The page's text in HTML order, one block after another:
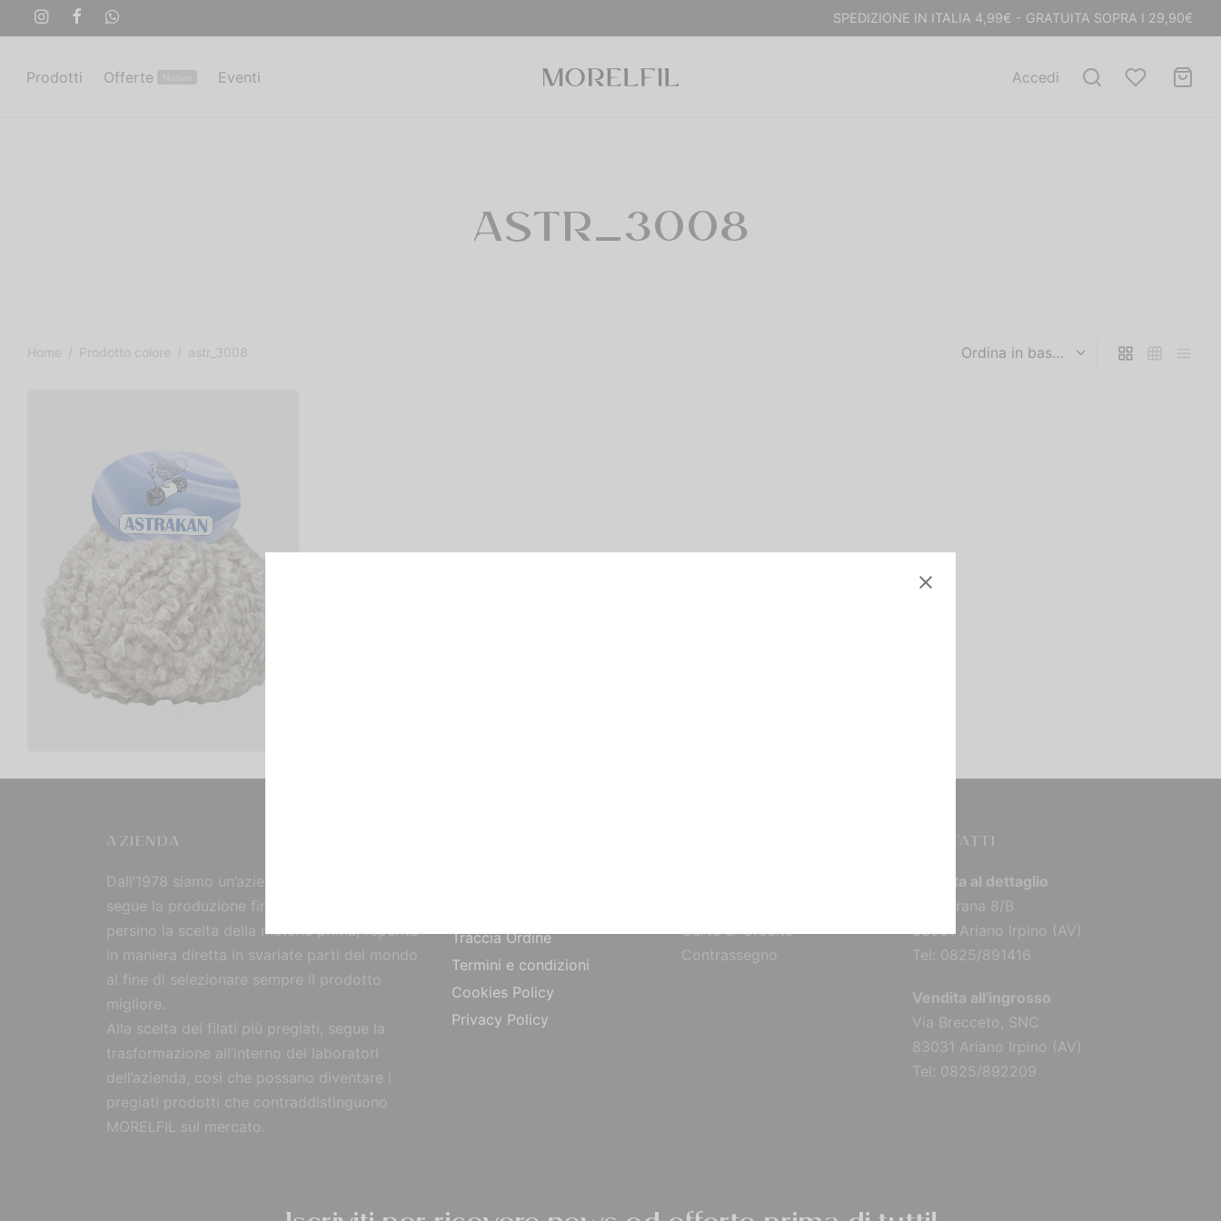
SPEDIZIONE IN ITALIA 4,99€ - GRATUITA SOPRA I 29,90€
Prodotti Offerte Eventi Accedi
ASTR_3008
Home / Prodotto colore / astr_3008
Astrakan
2,50
AZIENDA
Dall’1978 siamo un’azienda strutturata che
segue la produzione fin dall’origine, curando
persino la scelta della materia prima, reperita
in maniera diretta in svariate parti del mondo
al fine di selezionare sempre il prodotto
migliore.
Alla scelta dei filati più pregiati, segue la
trasformazione all’interno dei laboratori
dell’azienda, così che possano diventare i
pregiati prodotti che contraddistinguono
MORELFIL sul mercato.
Traccia Ordine
Termini e condizioni
Cookies Policy
Privacy Policy
Carta di Credito
Contrassegno
CONTATTI
Vendita al dettaglio
Via Torana 8/B
83031 Ariano Irpino (AV)
Tel: 0825/891416
Vendita all'ingrosso
Via Brecceto, SNC
83031 Ariano Irpino (AV)
Tel: 0825/892209